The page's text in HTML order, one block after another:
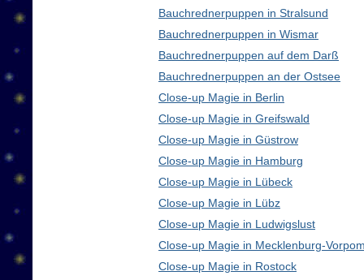
Bauchrednerpuppen in Stralsund
Bauchrednerpuppen in Wismar
Bauchrednerpuppen auf dem Darß
Bauchrednerpuppen an der Ostsee
Close-up Magie in Berlin
Close-up Magie in Greifswald
Close-up Magie in Güstrow
Close-up Magie in Hamburg
Close-up Magie in Lübeck
Close-up Magie in Lübz
Close-up Magie in Ludwigslust
Close-up Magie in Mecklenburg-
Close-up Magie in Rostock